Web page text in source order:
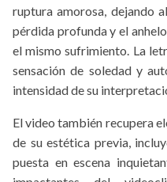
ruptura amorosa, dejando
pérdida profunda y el
el mismo sufrimiento. La
sensación de soledad y
intensidad de su
El video también recupera
de su estética previa,
puesta en escena